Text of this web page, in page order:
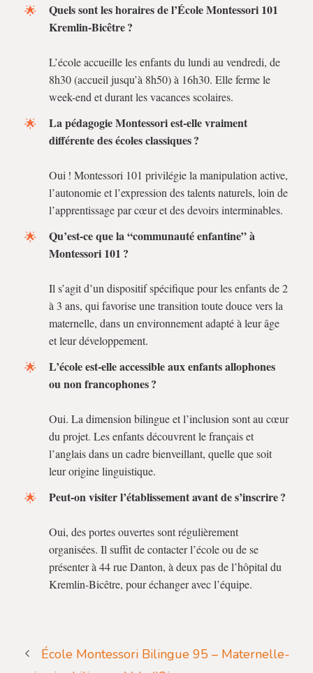
Quels sont les horaires de l’École Montessori 101
Kremlin-Bicêtre ?
L’école accueille les enfants du lundi au vendredi, de
8h30 (accueil jusqu’à 8h50) à 16h30. Elle ferme le
week-end et durant les vacances scolaires.
La pédagogie Montessori est-elle vraiment
différente des écoles classiques ?
Oui ! Montessori 101 privilégie la manipulation active,
l’autonomie et l’expression des talents naturels, loin de
l’apprentissage par cœur et des devoirs interminables.
Qu’est-ce que la “communauté enfantine” à
Montessori 101 ?
Il s’agit d’un dispositif spécifique pour les enfants de 2
à 3 ans, qui favorise une transition toute douce vers la
maternelle, dans un environnement adapté à leur âge
et leur développement.
L’école est-elle accessible aux enfants allophones
ou non francophones ?
Oui. La dimension bilingue et l’inclusion sont au cœur
du projet. Les enfants découvrent le français et
l’anglais dans un cadre bienveillant, quelle que soit
leur origine linguistique.
Peut-on visiter l’établissement avant de s’inscrire ?
Oui, des portes ouvertes sont régulièrement
organisées. Il suffit de contacter l’école ou de se
présenter à 44 rue Danton, à deux pas de l’hôpital du
Kremlin-Bicêtre, pour échanger avec l’équipe.
École Montessori Bilingue 95 – Maternelle-